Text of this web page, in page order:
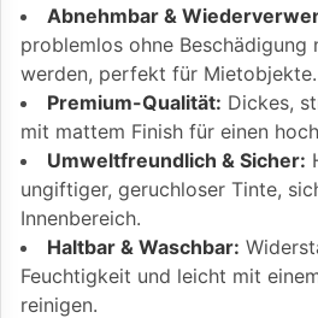
Abnehmbar &
problemlos ohne Beschädigung
werden, perfekt für Mietobjekte.
Premium-Qualität: Dickes,
mit mattem Finish für einen
Umweltfreundlich & Sicher:
ungiftiger, geruchloser Tinte,
Innenbereich.
Haltbar & Waschbar:
Feuchtigkeit und leicht mit
reinigen.